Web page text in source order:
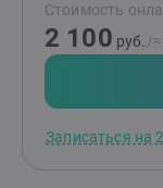
Стоимость
2 100 руб. /≈
Записаться на